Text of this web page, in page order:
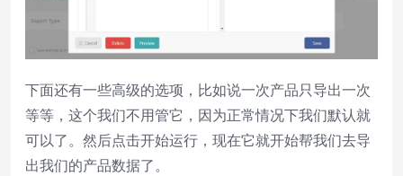
下面还有一些高级的选项，比如说一次产品只导出一次
等等，这个我们不用管它，因为正常情况下我们默认就
可以了。然后点击开始运行，现在它就开始帮我们去导
出我们的产品数据了。